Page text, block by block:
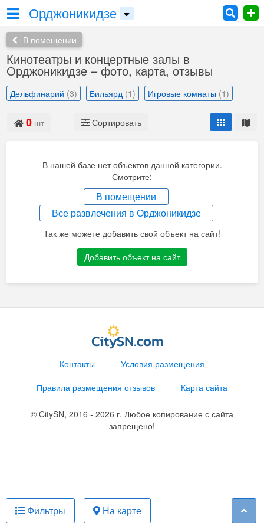
Орджоникидзе
В помещении
Кинотеатры и концертные залы в
Орджоникидзе – фото, карта, отзывы
Дельфинарий (3) Бильярд (1) Игровые комнаты (1)
0 шт Сортировать
В нашей базе нет объектов данной категории.
Смотрите:
В помещении
Все развлечения в Орджоникидзе
Так же можете добавить свой объект на сайт!
Добавить объект на сайт
Фильтры На карте
Контакты
Условия размещения
Правила размещения отзывов
Карта сайта
© CitySN, 2016 - 2026 г. Любое копирование с сайта
запрещено!